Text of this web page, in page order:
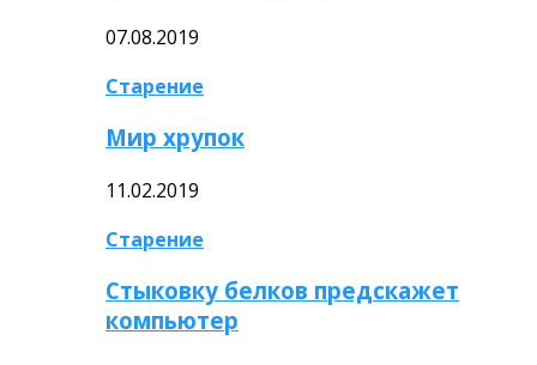
07.08.2019
Старение
Мир хрупок
11.02.2019
Старение
Стыковку белков предскажет
компьютер